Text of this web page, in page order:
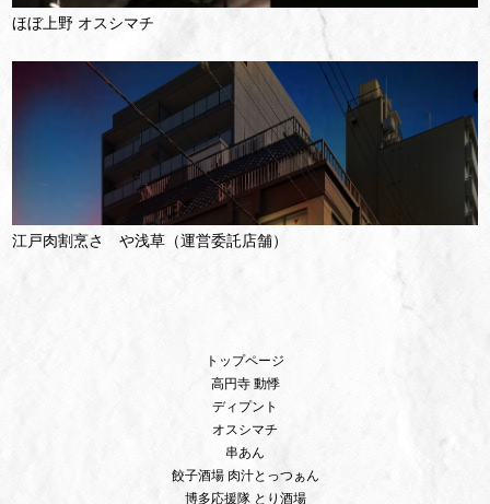
ほぼ上野 オスシマチ
江戸肉割烹さゝや浅草（運営委託店舗）
トップページ
高円寺 動悸
ディプント
オスシマチ
串あん
餃子酒場 肉汁とっつぁん
博多応援隊 とり酒場